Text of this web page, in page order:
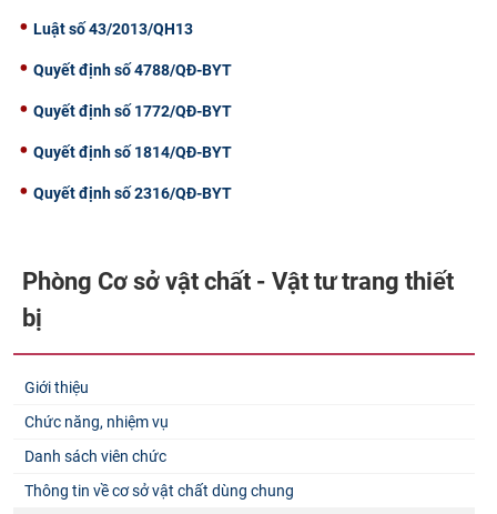
Luật số 43/2013/QH13
Quyết định số 4788/QĐ-BYT
Quyết định số 1772/QĐ-BYT
Quyết định số 1814/QĐ-BYT
Quyết định số 2316/QĐ-BYT
Phòng Cơ sở vật chất - Vật tư trang thiết
bị
Giới thiệu
Chức năng, nhiệm vụ
Danh sách viên chức
Thông tin về cơ sở vật chất dùng chung